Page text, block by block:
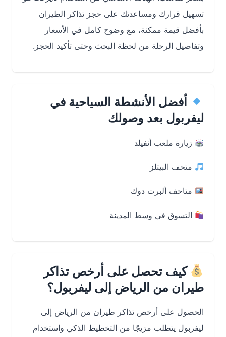
تسهيل قرارك ومساعدتك على حجز تذاكر الطيران
بأفضل قيمة ممكنة، مع وضوح كامل في الأسعار
وتفاصيل الرحلة من لحظة البحث وحتى تأكيد الحجز.
أفضل الأنشطة السياحية في
ليفربول بعد وصولك
زيارة ملعب أنفيلد
متحف البيتلز
متاحف ألبرت دوك
التسوق في وسط المدينة
كيف تحصل على أرخص تذاكر
طيران من الرياض إلى ليفربول؟
الحصول على أرخص تذاكر طيران من الرياض إلى
ليفربول يتطلب مزيجًا من التخطيط الذكي واستخدام